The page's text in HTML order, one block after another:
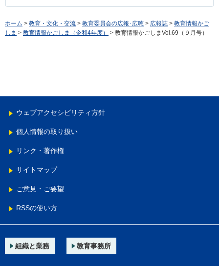
ホーム > 教育・文化・交流 > 教育委員会の広報･広聴 > 広報誌 > 教育情報かご
しま > 教育情報かごしま（令和4年度） > 教育情報かごしまVol.69（９月号）
ウェブアクセシビリティ方針
個人情報の取り扱い
リンク・著作権
サイトマップ
ご意見・ご要望
RSSの使い方
組織と業務 教育事務所